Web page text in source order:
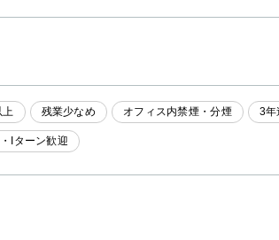
残業少なめ オフィス内禁煙・分煙 3年
Iターン歓迎